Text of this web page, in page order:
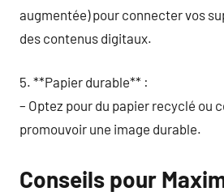
augmentée) pour connecter vos
des contenus digitaux.
5. **Papier durable** :
– Optez pour du papier recyclé ou
promouvoir une image durable.
Conseils pour